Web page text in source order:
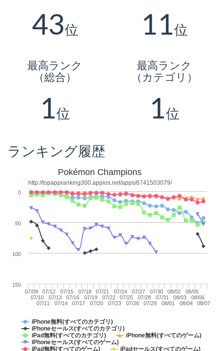
43位 11位
最高ランク
（総合）
1位
最高ランク
（カテゴリ）
1位
ランキング履歴
Pokémon Champions
http://topappranking300.appios.net/apps/6741503079/
iPhone無料(すべてのカテゴリ)
iPhoneセールス(すべてのカテゴリ)
iPad無料(すべてのカテゴリ)
iPhone無料(すべてのゲーム)
iPhoneセールス(すべてのゲーム)
iPad無料(すべてのゲーム)
iPadセールス(すべてのゲーム)
07/09
07/10
07/11
07/12
07/13
07/14
07/15
07/16
07/17
07/18
07/19
07/20
07/21
07/22
07/23
07/24
07/25
07/26
07/27
07/28
07/29
07/30
07/31
08/01
08/02
08/03
08/04
08/05
08/06
08/07
0
100
50
150